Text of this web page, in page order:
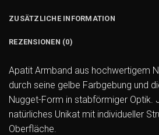
ZUSÄTZLICHE INFORMATION
REZENSIONEN (0)
Apatit Armband aus hochwertigem
durch seine gelbe Farbgebung und
Nugget-Form in stabförmiger Optik.
natürliches Unikat mit individueller
Oberfläche.